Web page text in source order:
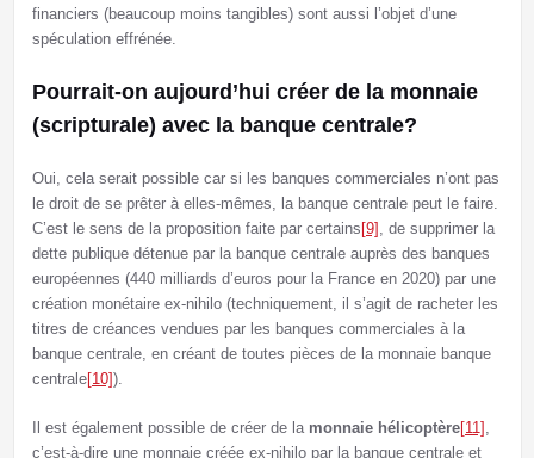
financiers (beaucoup moins tangibles) sont aussi l’objet d’une
spéculation effrénée.
Pourrait-on aujourd’hui créer de la monnaie
(scripturale) avec la banque centrale?
Oui, cela serait possible car si les banques commerciales n’ont pas
le droit de se prêter à elles-mêmes, la banque centrale peut le faire.
C’est le sens de la proposition faite par certains [9] , de supprimer la
dette publique détenue par la banque centrale auprès des banques
européennes (440 milliards d’euros pour la France en 2020) par une
création monétaire ex-nihilo (techniquement, il s’agit de racheter les
titres de créances vendues par les banques commerciales à la
banque centrale, en créant de toutes pièces de la monnaie banque
centrale[10]).
Il est également possible de créer de la monnaie hélicoptère[11] ,
c’est-à-dire une monnaie créée ex-nihilo par la banque centrale et